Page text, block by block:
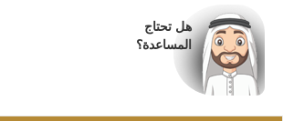
هل تحتاج
المساعدة؟